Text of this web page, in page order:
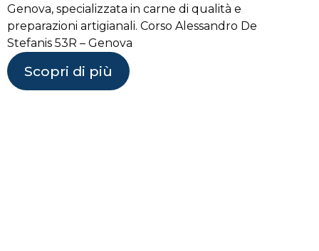
Genova, specializzata in carne di qualità e
preparazioni artigianali. Corso Alessandro De
Stefanis 53R – Genova
Scopri di più